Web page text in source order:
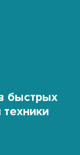
быстрых